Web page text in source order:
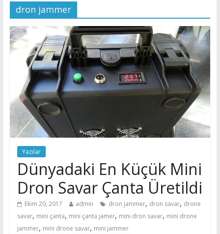
dron jammer
Yazılar
Dünyadaki En Küçük Mini
Dron Savar Çanta Üretildi
Ekim 20, 2017 admin dron jammer, dron savar, drone
savar, mini çanta, mini çanta jamer, mini dron savar, mini drone
jammer, mini drone savar, mini jammer